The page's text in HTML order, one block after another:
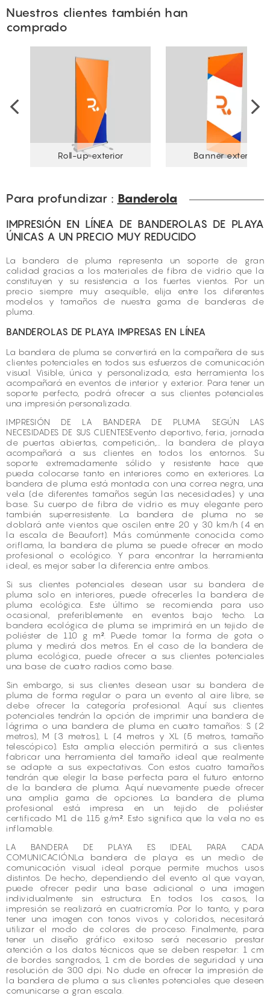
Nuestros clientes también han
comprado
Roll-up exterior Banner exterior
Para profundizar : Banderola
IMPRESIÓN EN LÍNEA DE BANDEROLAS DE PLAYA
ÚNICAS A UN PRECIO MUY REDUCIDO
La bandera de pluma representa un soporte de gran
calidad gracias a los materiales de fibra de vidrio que la
constituyen y su resistencia a los fuertes vientos. Por un
precio siempre muy asequible, elija entre los diferentes
modelos y tamaños de nuestra gama de banderas de
pluma.
BANDEROLAS DE PLAYA IMPRESAS EN LÍNEA
La bandera de pluma se convertirá en la compañera de sus
clientes potenciales en todos sus esfuerzos de comunicación
visual. Visible, única y personalizada, esta herramienta los
acompañará en eventos de interior y exterior. Para tener un
soporte perfecto, podrá ofrecer a sus clientes potenciales
una impresión personalizada.
IMPRESIÓN DE LA BANDERA DE PLUMA SEGÚN LAS
NECESIDADES DE SUS CLIENTESEvento deportivo, feria, jornada
de puertas abiertas, competición,... la bandera de playa
acompañará a sus clientes en todos los entornos. Su
soporte extremadamente sólido y resistente hace que
pueda colocarse tanto en interiores como en exteriores. La
bandera de pluma está montada con una correa negra, una
vela (de diferentes tamaños según las necesidades) y una
base. Su cuerpo de fibra de vidrio es muy elegante pero
también superresistente. La bandera de pluma no se
doblará ante vientos que oscilen entre 20 y 30 km/h (4 en
la escala de Beaufort). Más comúnmente conocida como
oriflama, la bandera de pluma se puede ofrecer en modo
profesional o ecológico. Y para encontrar la herramienta
ideal, es mejor saber la diferencia entre ambos.
Si sus clientes potenciales desean usar su bandera de
pluma solo en interiores, puede ofrecerles la bandera de
pluma ecológica. Este último se recomienda para uso
ocasional, preferiblemente en eventos bajo techo. La
bandera ecológica de pluma se imprimirá en un tejido de
poliéster de 110 g m². Puede tomar la forma de gota o
pluma y medirá dos metros. En el caso de la bandera de
pluma ecológica, puede ofrecer a sus clientes potenciales
una base de cuatro radios como base.
Sin embargo, si sus clientes desean usar su bandera de
pluma de forma regular o para un evento al aire libre, se
debe ofrecer la categoría profesional. Aquí sus clientes
potenciales tendrán la opción de imprimir una bandera de
lágrima o una bandera de pluma en cuatro tamaños: S (2
metros), M (3 metros), L (4 metros y XL (5 metros, tamaño
telescópico). Esta amplia elección permitirá a sus clientes
fabricar una herramienta del tamaño ideal que realmente
se adapte a sus expectativas. Con estos cuatro tamaños
tendrán que elegir la base perfecta para el futuro entorno
de la bandera de pluma. Aquí nuevamente puede ofrecer
una amplia gama de opciones. La bandera de pluma
profesional está impresa en un tejido de poliéster
certificado M1 de 115 g/m². Esto significa que la vela no es
inflamable.
LA BANDERA DE PLAYA ES IDEAL PARA CADA
COMUNICACIÓNLa bandera de playa es un medio de
comunicación visual ideal porque permite muchos usos
distintos. De hecho, dependiendo del evento al que vayan,
puede ofrecer pedir una base adicional o una imagen
individualmente sin estructura. En todos los casos, la
impresión se realizará en cuatricromía. Por lo tanto, y para
tener una imagen con tonos vivos y coloridos, necesitará
utilizar el modo de colores de proceso. Finalmente, para
tener un diseño gráfico exitoso será necesario prestar
atención a los datos técnicos que se deben respetar: 1 cm
de bordes sangrados, 1 cm de bordes de seguridad y una
resolución de 300 dpi. No dude en ofrecer la impresión de
la bandera de pluma a sus clientes potenciales que deseen
comunicarse a gran escala.